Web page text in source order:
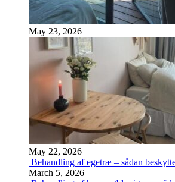
May 23, 2026
May 22, 2026
Behandling af egetræ – sådan
March 5, 2026